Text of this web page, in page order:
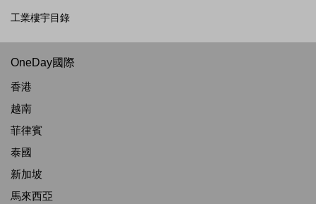
工業樓宇目錄
OneDay國際
香港
越南
菲律賓
泰國
新加坡
馬來西亞